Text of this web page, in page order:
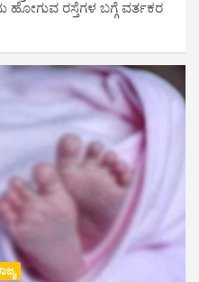
ಹೋಗುವ ರಸ್ತೆಗಳ ಬಗ್ಗೆ ವರ್ತಕರ